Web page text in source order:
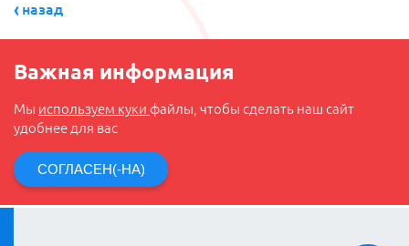
назад
Важная информация
Мы используем куки файлы, чтобы сделать наш сайт
удобнее для вас
СОГЛАСЕН(-НА)